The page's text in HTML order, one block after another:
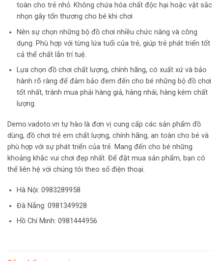
toàn cho trẻ nhỏ. Không chứa hóa chất độc hại hoặc vật sắc
nhọn gây tổn thương cho bé khi chơi
Nên sự chọn những bộ đồ chơi nhiều chức năng và công
dụng. Phù hợp với từng lứa tuổi của trẻ, giúp trẻ phát triển tốt
cả thể chất lẫn trí tuệ.
Lựa chọn đồ chơi chất lượng, chính hãng, có xuất xứ và bảo
hành rõ ràng để đảm bảo đem đến cho bé những bộ đồ chơi
tốt nhất, tránh mua phải hàng giả, hàng nhái, hàng kém chất
lượng.
Demo.vadoto.vn tự hào là đơn vị cung cấp các sản phẩm đồ
dùng, đồ chơi trẻ em chất lượng, chính hãng, an toàn cho bé và
phù hợp với sự phát triển của trẻ. Mang đến cho bé những
khoảng khắc vui chơi đẹp nhất. Để đặt mua sản phẩm, bạn có
thể liên hệ với chúng tôi theo số điện thoại.
Hà Nội: 0983289958
Đà Nẵng: 0981349928
Hồ Chí Minh: 0981444956